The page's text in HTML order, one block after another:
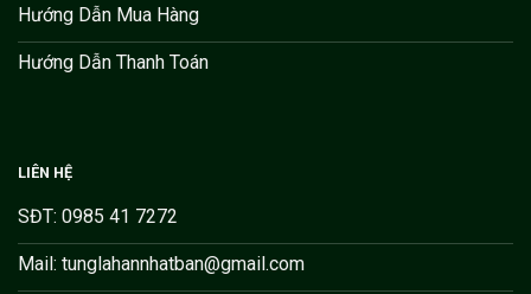
Hướng Dẫn Mua Hàng
Hướng Dẫn Thanh Toán
LIÊN HỆ
SĐT: 0985 41 7272
Mail: tunglahannhatban@gmail.com